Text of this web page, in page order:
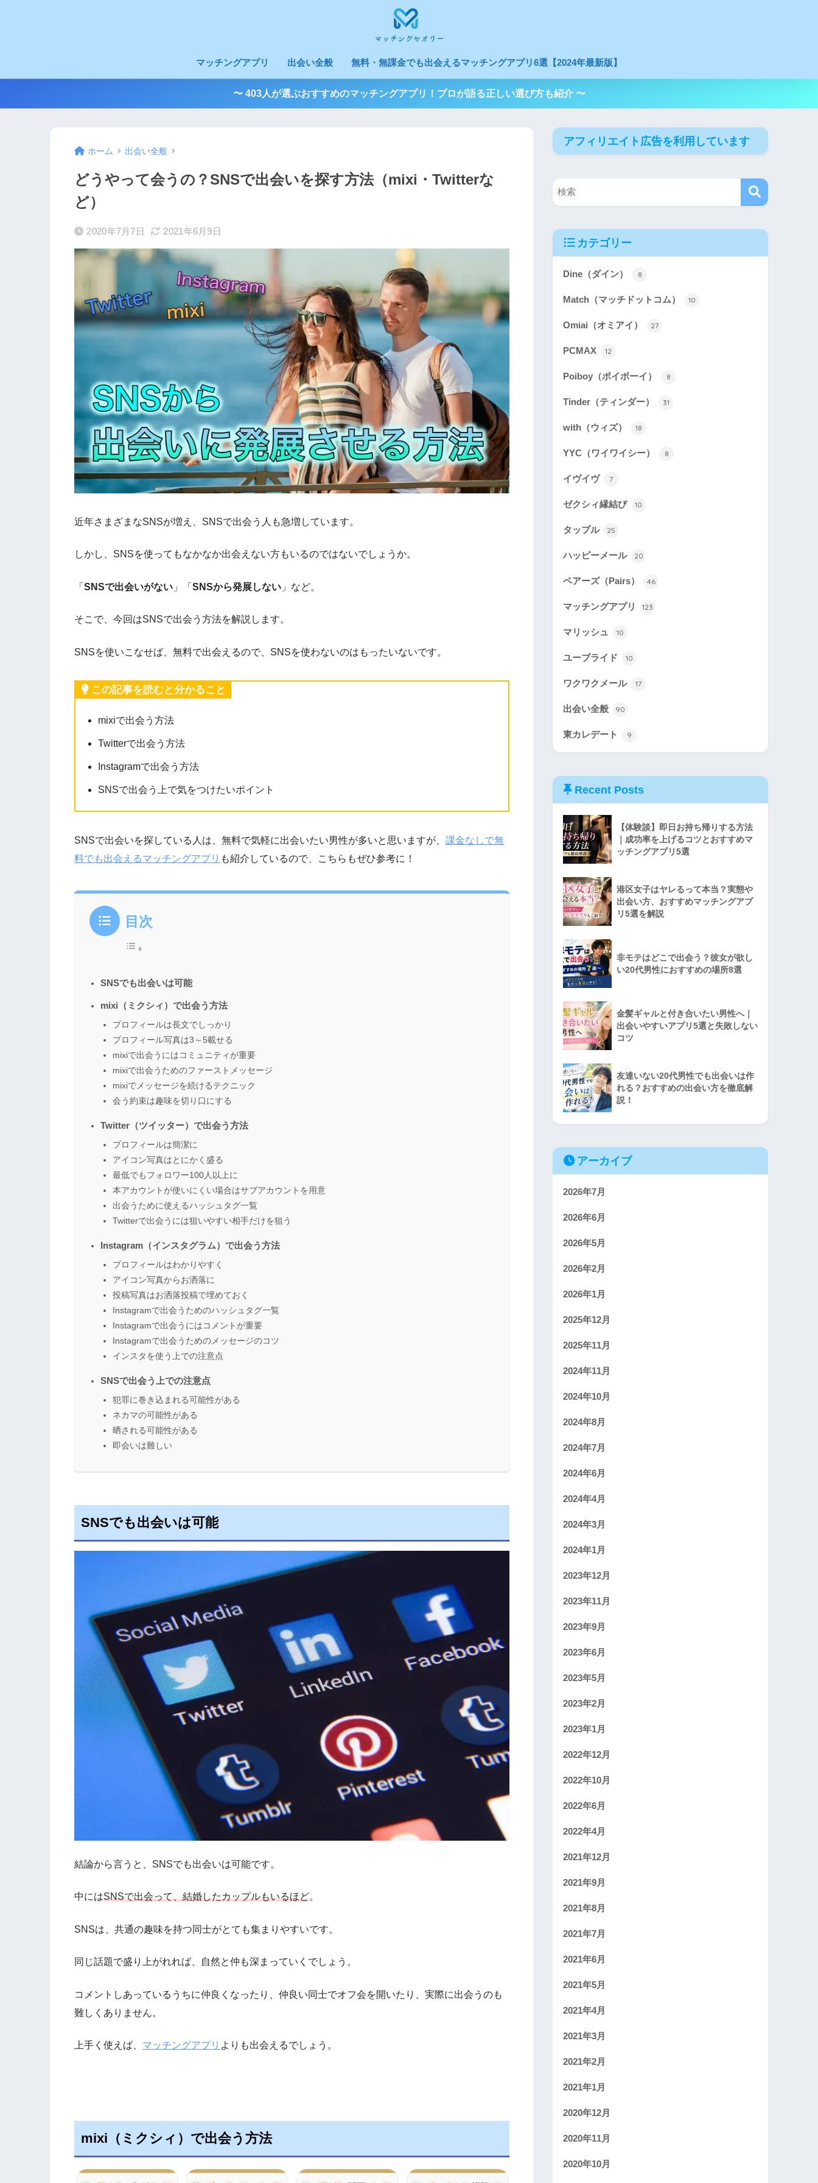
マッチングアプリ 出会い全般 無料・無課金でも出会えるマッチングアプリ6選【2024年最新版】
〜 403人が選ぶおすすめのマッチングアプリ！プロが語る正しい選び方も紹介 〜
ホーム 出会い全般
どうやって会うの？SNSで出会いを探す方法（mixi・Twitterな
ど）
2020年7月7日 2021年6月9日
近年さまざまなSNSが増え、SNSで出会う人も急増しています。
しかし、SNSを使ってもなかなか出会えない方もいるのではないでしょうか。
「 SNSで出会いがない 」「 SNSから発展しない 」など。
そこで、今回はSNSで出会う方法を解説します。
SNSを使いこなせば、無料で出会えるので、SNSを使わないのはもったいないです。
この記事を読むと分かること
mixiで出会う方法
Twitterで出会う方法
Instagramで出会う方法
SNSで出会う上で気をつけたいポイント
SNSで出会いを探している人は、無料で気軽に出会いたい男性が多いと思いますが、 課金なしで無
料でも出会えるマッチングアプリ も紹介しているので、こちらもぜひ参考に！
目次
SNSでも出会いは可能
mixi（ミクシィ）で出会う方法
プロフィールは長文でしっかり
プロフィール写真は3～5載せる
mixiで出会うにはコミュニティが重要
mixiで出会うためのファーストメッセージ
mixiでメッセージを続けるテクニック
会う約束は趣味を切り口にする
Twitter（ツイッター）で出会う方法
プロフィールは簡潔に
アイコン写真はとにかく盛る
最低でもフォロワー100人以上に
本アカウントが使いにくい場合はサブアカウントを用意
出会うために使えるハッシュタグ一覧
Twitterで出会うには狙いやすい相手だけを狙う
Instagram（インスタグラム）で出会う方法
プロフィールはわかりやすく
アイコン写真からお洒落に
投稿写真はお洒落投稿で埋めておく
Instagramで出会うためのハッシュタグ一覧
Instagramで出会うにはコメントが重要
Instagramで出会うためのメッセージのコツ
インスタを使う上での注意点
SNSで出会う上での注意点
犯罪に巻き込まれる可能性がある
ネカマの可能性がある
晒される可能性がある
即会いは難しい
SNSでも出会いは可能
結論から言うと、SNSでも出会いは可能です。
中にはSNSで出会って、結婚したカップルもいるほど。
SNSは、共通の趣味を持つ同士がとても集まりやすいです。
同じ話題で盛り上がれれば、自然と仲も深まっていくでしょう。
コメントしあっているうちに仲良くなったり、仲良い同士でオフ会を開いたり、実際に出会うのも
難しくありません。
上手く使えば、 マッチングアプリ よりも出会えるでしょう。
mixi（ミクシィ）で出会う方法
アフィリエイト広告を利用しています
カテゴリー
Dine（ダイン） 8
Match（マッチドットコム） 10
Omiai（オミアイ） 27
PCMAX 12
Poiboy（ポイボーイ） 8
Tinder（ティンダー） 31
with（ウィズ） 18
YYC（ワイワイシー） 8
イヴイヴ 7
ゼクシィ縁結び 10
タップル 25
ハッピーメール 20
ペアーズ（Pairs） 46
マッチングアプリ 123
マリッシュ 10
ユーブライド 10
ワクワクメール 17
出会い全般 90
東カレデート 9
Recent Posts
【体験談】即日お持ち帰りする方法
｜成功率を上げるコツとおすすめマ
ッチングアプリ5選
港区女子はヤレるって本当？実態や
出会い方、おすすめマッチングアプ
リ5選を解説
非モテはどこで出会う？彼女が欲し
い20代男性におすすめの場所8選
金髪ギャルと付き合いたい男性へ｜
出会いやすいアプリ5選と失敗しない
コツ
友達いない20代男性でも出会いは作
れる？おすすめの出会い方を徹底解
説！
アーカイブ
2026年7月
2026年6月
2026年5月
2026年2月
2026年1月
2025年12月
2025年11月
2024年11月
2024年10月
2024年8月
2024年7月
2024年6月
2024年4月
2024年3月
2024年1月
2023年12月
2023年11月
2023年9月
2023年6月
2023年5月
2023年2月
2023年1月
2022年12月
2022年10月
2022年6月
2022年4月
2021年12月
2021年9月
2021年8月
2021年7月
2021年6月
2021年5月
2021年4月
2021年3月
2021年2月
2021年1月
2020年12月
2020年11月
2020年10月